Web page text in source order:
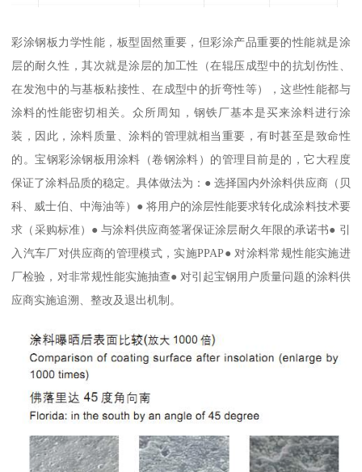
彩涂钢板力学性能，板型固然重要，但彩涂产品重要的性能就是涂
层的耐久性，其次就是涂层的加工性（在辊压成型中的抗划伤性、
在发泡中的与基板粘接性、在成型中的折弯性等），这些性能都与
涂料的性能密切相关。众所周知，钢铁厂基本是买来涂料进行涂
装，因此，涂料质量、涂料的管理就相当重要，有时甚至是致命性
的。宝钢彩涂钢板用涂料（卷钢涂料）的管理目前是的，它大程度
保证了涂料品质的稳定。具体做法为：● 选择国内外涂料供应商（贝
科、威士伯、中海油等）● 将用户的涂层性能要求转化成涂料技术要
求（采购标准）● 与涂料供应商签署保证涂层耐久年限的承诺书● 引
入汽车厂对供应商的管理模式，实施PPAP● 对涂料常规性能实施进
厂检验，对非常规性能实施抽查● 对引起宝钢用户质量问题的涂料供
应商实施追溯、整改及退出机制。